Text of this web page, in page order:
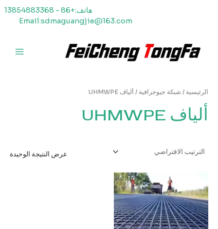
هاتف:+86 - 13854883368
Email:sdmaguangjie@163.com
الرئيسية / شبكة جيوجرافية / ألياف UHMWPE
ألياف UHMWPE
عرض النتيجة الوحيدة